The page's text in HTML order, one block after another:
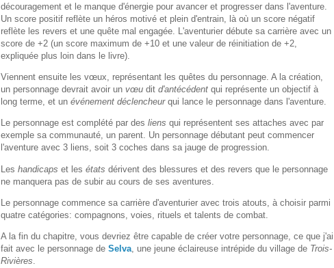
découragement et le manque d'énergie pour avancer et progresser dans l'aventure.
Un score positif reflète un héros motivé et plein d'entrain, là où un score négatif
reflète les revers et une quête mal engagée. L'aventurier débute sa carrière avec un
score de +2 (un score maximum de +10 et une valeur de réinitiation de +2,
expliquée plus loin dans le livre).
Viennent ensuite les vœux, représentant les quêtes du personnage. A la création,
un personnage devrait avoir un vœu dit d'antécédent qui représente un objectif à
long terme, et un événement déclencheurqui lance le personnage dans l'aventure.
Le personnage est complété par des liens qui représentent ses attaches avec par
exemple sa communauté, un parent. Un personnage débutant peut commencer
l'aventure avec 3 liens, soit 3 coches dans sa jauge de progression.
Les handicaps et les états dérivent des blessures et des revers que le personnage
ne manquera pas de subir au cours de ses aventures.
Le personnage commence sa carrière d'aventurier avec trois atouts, à choisir parmi
quatre catégories: compagnons, voies, rituels et talents de combat.
A la fin du chapitre, vous devriez être capable de créer votre personnage, ce que j'ai
fait avec le personnage de Selva , une jeune éclaireuse intrépide du village de Trois-
Rivières